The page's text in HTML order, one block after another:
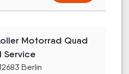
Motorrad Quad
Service
Berlin